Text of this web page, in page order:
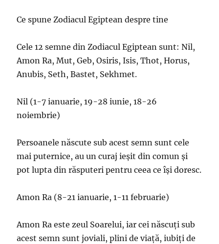
Ce spune Zodiacul Egiptean despre tine
Cele 12 semne din Zodiacul Egiptean sunt: Nil,
Amon Ra, Mut, Geb, Osiris, Isis, Thot, Horus,
Anubis, Seth, Bastet, Sekhmet.
Nil (1-7 ianuarie, 19-28 iunie, 18-26
noiembrie)
Persoanele născute sub acest semn sunt cele
mai puternice, au un curaj ieșit din comun și
pot lupta din răsputeri pentru ceea ce își doresc.
Amon Ra (8-21 ianuarie, 1-11 februarie)
Amon Ra este zeul Soarelui, iar cei născuți sub
acest semn sunt joviali, plini de viață, iubiți de